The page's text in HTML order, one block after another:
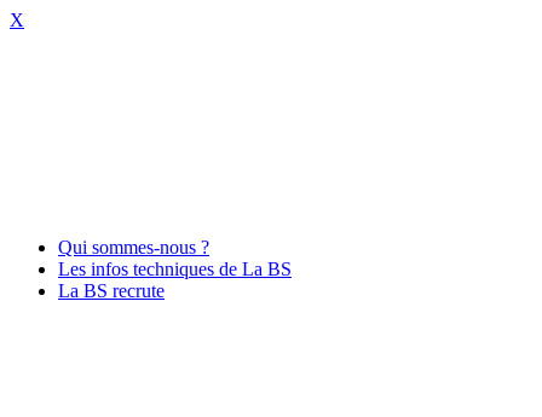
X
Qui sommes-nous ?
Les infos techniques de La BS
La BS recrute